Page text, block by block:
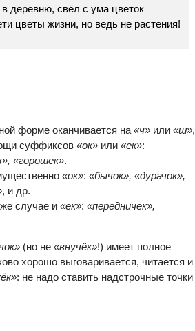
деревню, свёл с ума цветок
цветы жизни, но ведь не растения!
форме оканчивается на «ч» или «ш»,
суффиксов «ок» или «ек»:
«горошек».
«ок»: «бычок», «дурачок»,
, и др.
случае и «ек»: «передничек»,
(но не «внучёк»!) имеет полное
хорошо выговаривается, читается и
: не надо ставить надстрочные точки